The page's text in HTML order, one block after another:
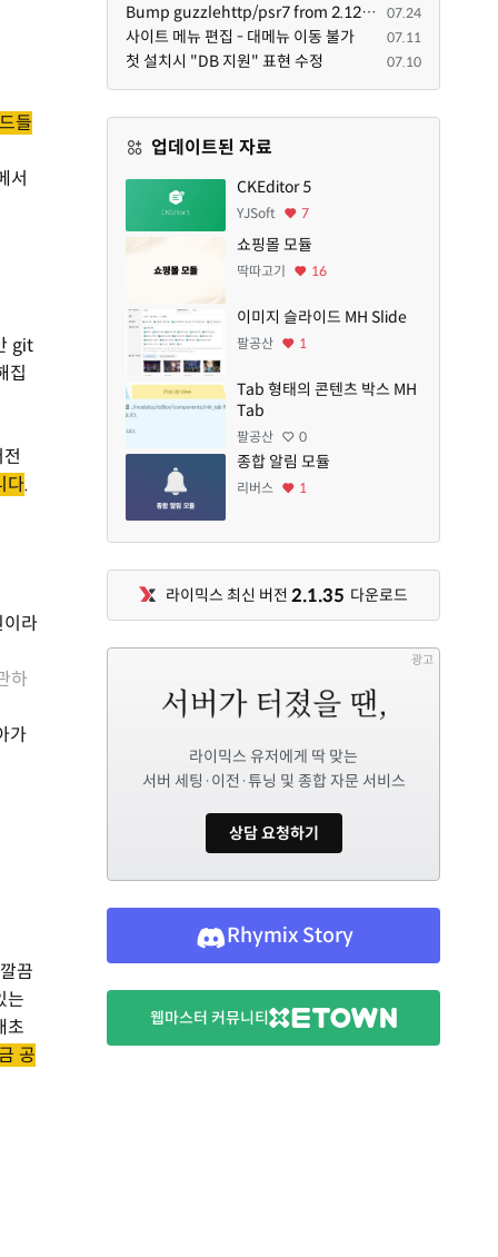
들
서
git
집
다.
이라
하
가
끔
는
초
공
Bump guzzlehttp/psr7 from 2.12.1 to 2.12.3 in /common 07.24
사이트 메뉴 편집 - 대메뉴 이동 불가 07.11
첫 설치시 "DB 지원" 표현 수정 07.10
업데이트된 자료
CKEditor 5
YJSoft 7
쇼핑몰 모듈
딱따고기 16
이미지 슬라이드 MH Slide
팔공산 1
Tab 형태의 콘텐츠 박스 MH
Tab
팔공산 0
종합 알림 모듈
리버스 1
라이믹스 최신 버전 2.1.35 다운로드
광고
라이믹스 유저에게 딱 맞는
서버 세팅·이전·튜닝 및 종합 자문 서비스
상담 요청하기
Rhymix Story
웹마스터 커뮤니티